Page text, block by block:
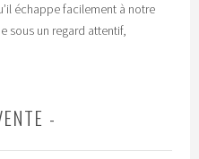
échappe facilement à notre
sous un regard attentif,